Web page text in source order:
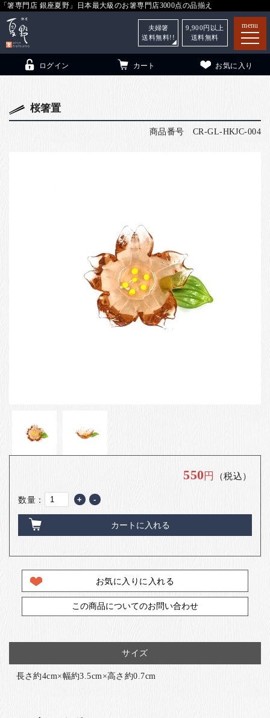
「箸専門店 銀座夏野」日本最大級のお箸専門店3000点の品揃え
menu
ログイン カート お気に入り
夫婦箸
送料無料!!
9,900 円以上
送料無料
桜箸置
商品番号 CR-GL-HKJC-004
550円 （税込）
数量： + -
カートに入れる
お気に入りに入れる
この商品についてのお問い合わせ
サイズ
長さ約4cm×幅約3.5cm×高さ約0.7cm